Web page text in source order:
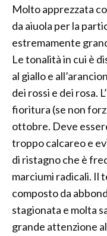
Molto apprezzata
da aiuola per la
estremamente
Le tonalità in cui è
al giallo e
dei rossi e dei rosa.
fioritura (se non
ottobre. Deve
troppo calcareo e
di ristagno che è
marciumi radicali. Il
composto da
stagionata e molta
grande attenzione